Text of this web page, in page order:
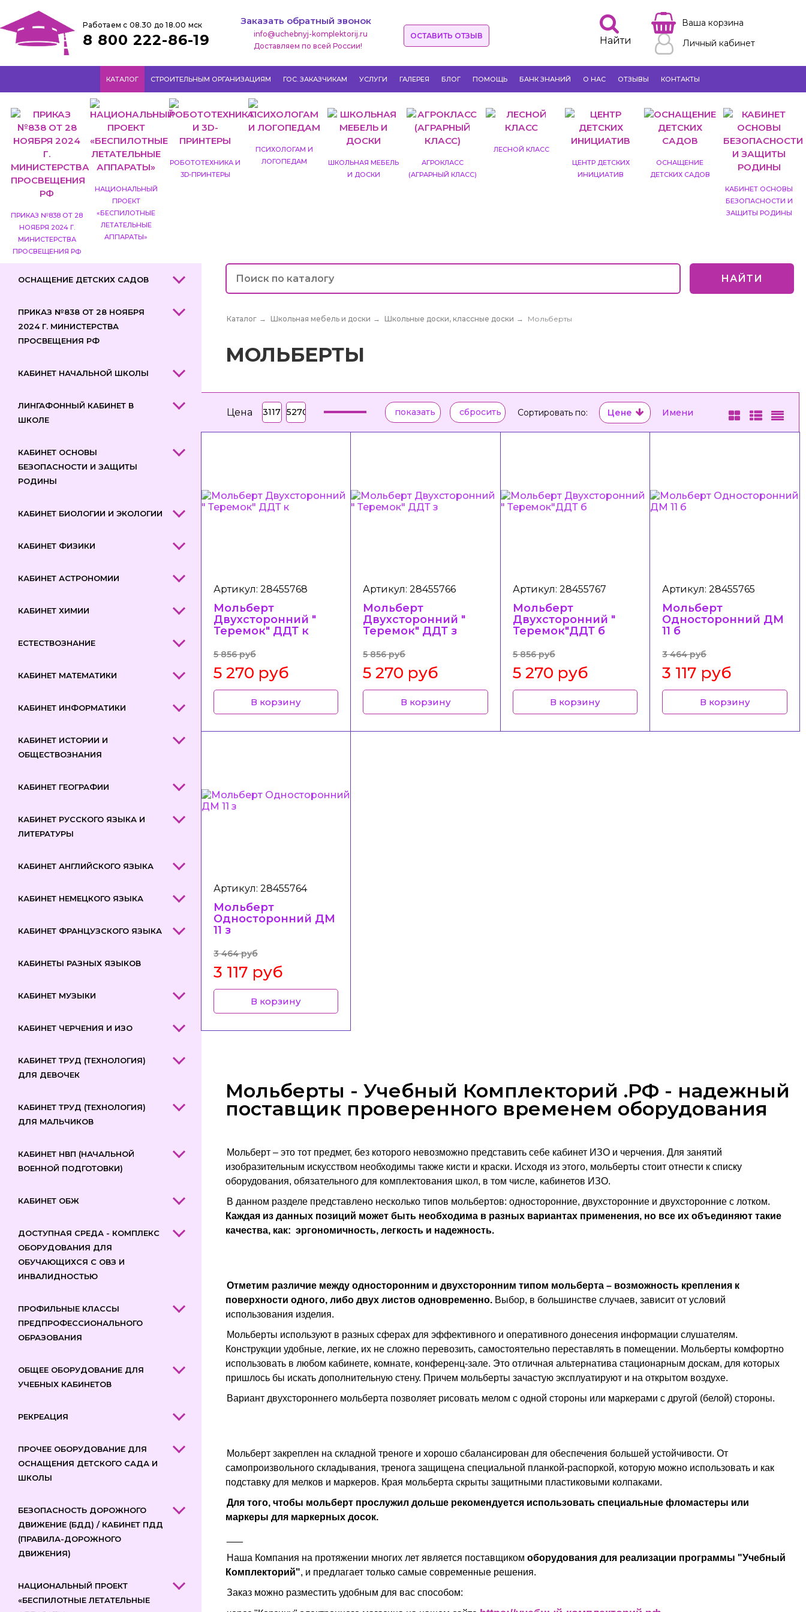
Работаем с 08.30 до 18.00 мск
8 800 222-86-19
Заказать обратный звонок
info@uchebnyj-komplektorij.ru
Доставляем по всей России!
ОСТАВИТЬ ОТЗЫВ Найти
Ваша корзина
Личный кабинет
КАТАЛОГ СТРОИТЕЛЬНЫМ ОРГАНИЗАЦИЯМ ГОС. ЗАКАЗЧИКАМ УСЛУГИ ГАЛЕРЕЯ БЛОГ ПОМОЩЬ БАНК ЗНАНИЙ О НАС ОТЗЫВЫ КОНТАКТЫ
ПРИКАЗ №838 ОТ 28
НОЯБРЯ 2024 Г.
МИНИСТЕРСТВА
ПРОСВЕЩЕНИЯ РФ
НАЦИОНАЛЬНЫЙ
ПРОЕКТ
«БЕСПИЛОТНЫЕ
ЛЕТАТЕЛЬНЫЕ
АППАРАТЫ»
РОБОТОТЕХНИКА И
3D-ПРИНТЕРЫ
ПСИХОЛОГАМ И
ЛОГОПЕДАМ
ШКОЛЬНАЯ МЕБЕЛЬ
И ДОСКИ
АГРОКЛАСС
(АГРАРНЫЙ КЛАСС)
ЛЕСНОЙ КЛАСС
ЦЕНТР ДЕТСКИХ
ИНИЦИАТИВ
ОСНАЩЕНИЕ
ДЕТСКИХ САДОВ
КАБИНЕТ ОСНОВЫ
БЕЗОПАСНОСТИ И
ЗАЩИТЫ РОДИНЫ
ОСНАЩЕНИЕ ДЕТСКИХ САДОВ
ПРИКАЗ №838 ОТ 28 НОЯБРЯ
2024 Г. МИНИСТЕРСТВА
ПРОСВЕЩЕНИЯ РФ
КАБИНЕТ НАЧАЛЬНОЙ ШКОЛЫ
ЛИНГАФОННЫЙ КАБИНЕТ В
ШКОЛЕ
КАБИНЕТ ОСНОВЫ
БЕЗОПАСНОСТИ И ЗАЩИТЫ
РОДИНЫ
КАБИНЕТ БИОЛОГИИ И ЭКОЛОГИИ
КАБИНЕТ ФИЗИКИ
КАБИНЕТ АСТРОНОМИИ
КАБИНЕТ ХИМИИ
ЕСТЕСТВОЗНАНИЕ
КАБИНЕТ МАТЕМАТИКИ
КАБИНЕТ ИНФОРМАТИКИ
КАБИНЕТ ИСТОРИИ И
ОБЩЕСТВОЗНАНИЯ
КАБИНЕТ ГЕОГРАФИИ
КАБИНЕТ РУССКОГО ЯЗЫКА И
ЛИТЕРАТУРЫ
КАБИНЕТ АНГЛИЙСКОГО ЯЗЫКА
КАБИНЕТ НЕМЕЦКОГО ЯЗЫКА
КАБИНЕТ ФРАНЦУЗСКОГО ЯЗЫКА
КАБИНЕТЫ РАЗНЫХ ЯЗЫКОВ
КАБИНЕТ МУЗЫКИ
КАБИНЕТ ЧЕРЧЕНИЯ И ИЗО
КАБИНЕТ ТРУД (ТЕХНОЛОГИЯ)
ДЛЯ ДЕВОЧЕК
КАБИНЕТ ТРУД (ТЕХНОЛОГИЯ)
ДЛЯ МАЛЬЧИКОВ
КАБИНЕТ НВП (НАЧАЛЬНОЙ
ВОЕННОЙ ПОДГОТОВКИ)
КАБИНЕТ ОБЖ
ДОСТУПНАЯ СРЕДА - КОМПЛЕКС
ОБОРУДОВАНИЯ ДЛЯ
ОБУЧАЮЩИХСЯ С ОВЗ И
ИНВАЛИДНОСТЬЮ
ПРОФИЛЬНЫЕ КЛАССЫ
ПРЕДПРОФЕССИОНАЛЬНОГО
ОБРАЗОВАНИЯ
ОБЩЕЕ ОБОРУДОВАНИЕ ДЛЯ
УЧЕБНЫХ КАБИНЕТОВ
РЕКРЕАЦИЯ
ПРОЧЕЕ ОБОРУДОВАНИЕ ДЛЯ
ОСНАЩЕНИЯ ДЕТСКОГО САДА И
ШКОЛЫ
БЕЗОПАСНОСТЬ ДОРОЖНОГО
ДВИЖЕНИЕ (БДД) / КАБИНЕТ ПДД
(ПРАВИЛА-ДОРОЖНОГО
ДВИЖЕНИЯ)
НАЦИОНАЛЬНЫЙ ПРОЕКТ
«БЕСПИЛОТНЫЕ ЛЕТАТЕЛЬНЫЕ
НАЙТИ
Каталог → Школьная мебель и доски → Школьные доски, классные доски → Мольберты
МОЛЬБЕРТЫ
Цена Сортировать по: Цене Имени
Артикул: 28455768
Мольберт
Двухсторонний "
Теремок" ДДТ к
5 856 руб
5 270 руб
В корзину
Артикул: 28455766
Мольберт
Двухсторонний "
Теремок" ДДТ з
5 856 руб
5 270 руб
В корзину
Артикул: 28455767
Мольберт
Двухсторонний "
Теремок"ДДТ б
5 856 руб
5 270 руб
В корзину
Артикул: 28455765
Мольберт
Односторонний ДМ
11 б
3 464 руб
3 117 руб
В корзину
Артикул: 28455764
Мольберт
Односторонний ДМ
11 з
3 464 руб
3 117 руб
В корзину
Мольберты - Учебный Комплекторий .РФ - надежный
поставщик проверенного временем оборудования
Мольберт – это тот предмет, без которого невозможно представить себе кабинет ИЗО и черчения. Для занятий
изобразительным искусством необходимы также кисти и краски. Исходя из этого, мольберты стоит отнести к списку
оборудования, обязательного для комплектования школ, в том числе, кабинетов ИЗО.
В данном разделе представлено несколько типов мольбертов: односторонние, двухсторонние и двухсторонние с лотком.
Каждая из данных позиций может быть необходима в разных вариантах применения, но все их объединяют такие
качества, как: эргономичность, легкость и надежность.
Отметим различие между односторонним и двухсторонним типом мольберта – возможность крепления к
поверхности одного, либо двух листов одновременно. Выбор, в большинстве случаев, зависит от условий
использования изделия.
Мольберты используют в разных сферах для эффективного и оперативного донесения информации слушателям.
Конструкции удобные, легкие, их не сложно перевозить, самостоятельно переставлять в помещении. Мольберты комфортно
использовать в любом кабинете, комнате, конференц-зале. Это отличная альтернатива стационарным доскам, для которых
пришлось бы искать дополнительную стену. Причем мольберты зачастую эксплуатируют и на открытом воздухе.
Вариант двухстороннего мольберта позволяет рисовать мелом с одной стороны или маркерами с другой (белой) стороны.
Мольберт закреплен на складной треноге и хорошо сбалансирован для обеспечения большей устойчивости. От
самопроизвольного складывания, тренога защищена специальной планкой-распоркой, которую можно использовать и как
подставку для мелков и маркеров. Края мольберта скрыты защитными пластиковыми колпаками.
Для того, чтобы мольберт прослужил дольше рекомендуется использовать специальные фломастеры или
маркеры для маркерных досок.
Наша Компания на протяжении многих лет является поставщиком оборудования для реализации программы "Учебный
Комплекторий", и предлагает только самые современные решения.
Заказ можно разместить удобным для вас способом: